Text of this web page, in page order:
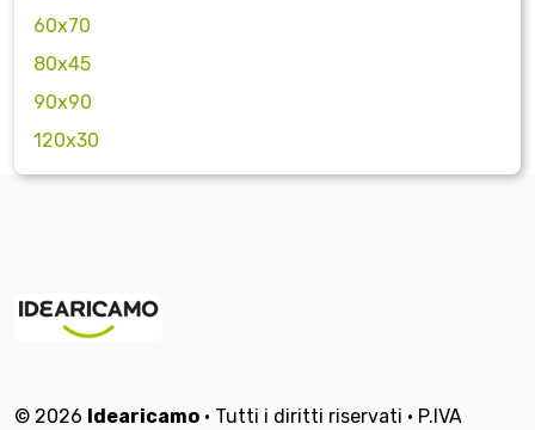
60x70
80x45
90x90
120x30
© 2026 Idearicamo • Tutti i diritti riservati • P.IVA